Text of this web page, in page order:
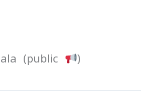
(public ︎)